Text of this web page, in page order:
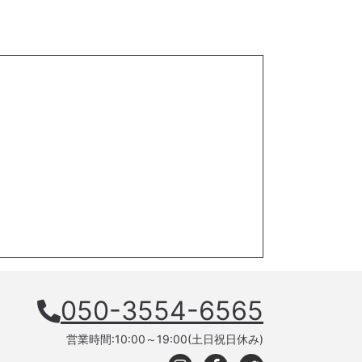
050-3554-6565
営業時間:10:00～19:00(土日祝日休み)